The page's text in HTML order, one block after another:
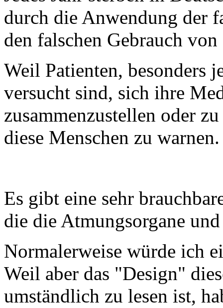
durch die Anwendung der
den falschen Gebrauch
Weil Patienten, besonders
versucht sind, sich ihre
zusammenzustellen oder
diese Menschen zu warnen.
Es gibt eine sehr
die die Atmungsorgane
Normalerweise würde ich
Weil aber das "Design"
umständlich zu lesen ist,